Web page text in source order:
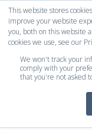
This website stores
improve your website
you, both on this website
cookies we use, see our
We won't track your
comply with your
that you're not asked